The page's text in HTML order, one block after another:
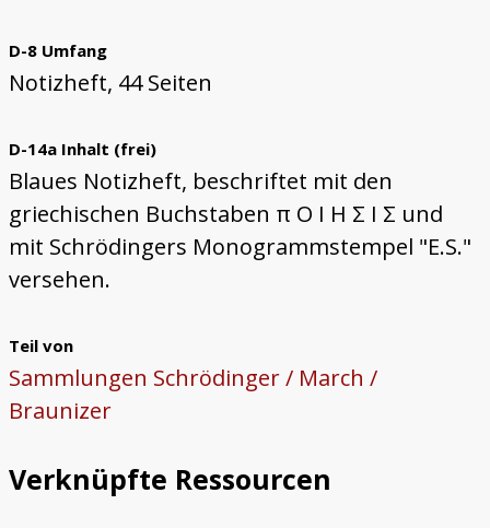
D-8 Umfang
Notizheft, 44 Seiten
D-14a Inhalt (frei)
Blaues Notizheft, beschriftet mit den
griechischen Buchstaben π O I H Σ I Σ und
mit Schrödingers Monogrammstempel "E.S."
versehen.
Teil von
Sammlungen Schrödinger / March /
Braunizer
Verknüpfte Ressourcen